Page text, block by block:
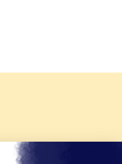
2026 de KTO